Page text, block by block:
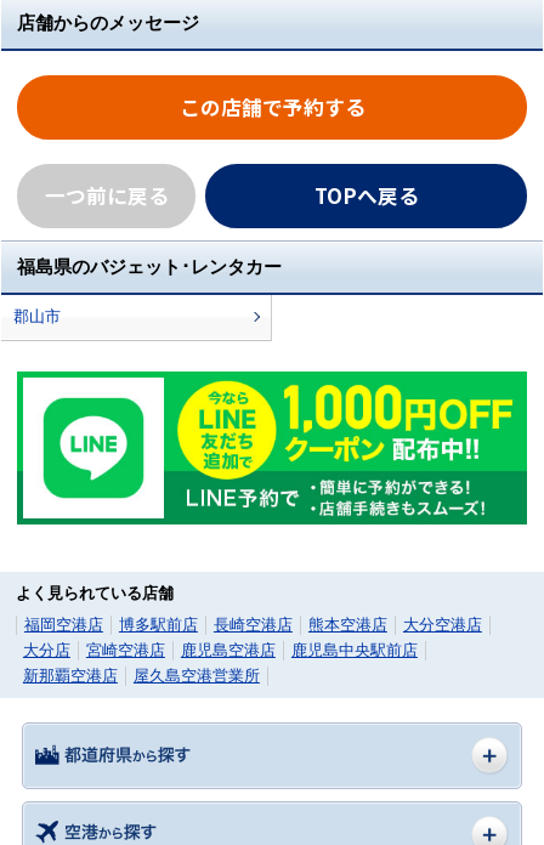
店舗からのメッセージ
この店舗で予約する
一つ前に戻る TOPへ戻る
福島県のバジェット･レンタカー
郡山市
よく見られている店舗
福岡空港店
博多駅前店 長崎空港店 熊本空港店
大分空港店
大分店
宮崎空港店 鹿児島空港店
鹿児島中央駅前店
新那覇空港店
屋久島空港営業所